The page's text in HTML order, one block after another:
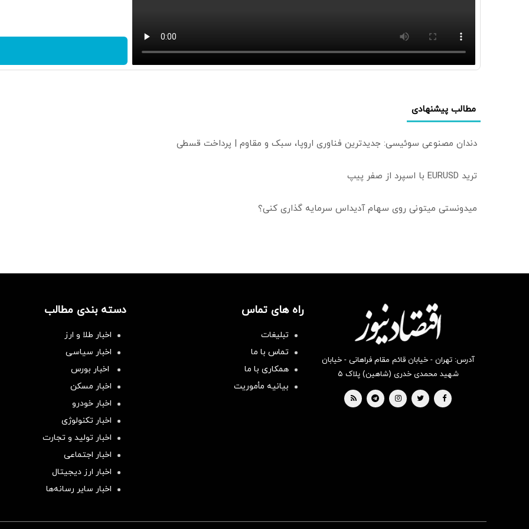
مطالب پیشنهادی
دندان مصنوعی سوئیسی: جدیدترین فناوری اروپا، سبک و مقاوم | پرداخت قسطی
ترید EURUSD با اسپرد از صفر پیپ
میدونستی میتونی روی سهام آدیداس سرمایه گذاری کنی؟
آدرس: تهران - خیابان قائم مقام فراهانی - خیابان
شهید محمدی خدری (شاهین) پلاک ۵
راه های تماس
تبلیغات
تماس با ما
همکاری با ما
بیانیه مأموریت
دسته بندی مطالب
اخبار طلا و ارز
اخبار سیاسی
اخبار بورس
اخبار مسکن
اخبار خودرو
اخبار تکنولوژی
اخبار تولید و تجارت
اخبار اجتماعی
اخبار ارز دیجیتال
اخبار سایر رسانه‌‌ها